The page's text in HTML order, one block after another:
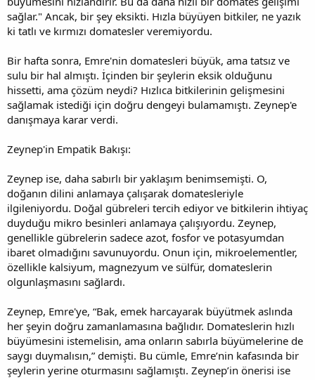
sağlar." Ancak, bir şey eksikti. Hızla büyüyen bitkiler, ne yazık
ki tatlı ve kırmızı domatesler veremiyordu.
Bir hafta sonra, Emre'nin domatesleri büyük, ama tatsız ve
sulu bir hal almıştı. İçinden bir şeylerin eksik olduğunu
hissetti, ama çözüm neydi? Hızlıca bitkilerinin gelişmesini
sağlamak istediği için doğru dengeyi bulamamıştı. Zeynep'e
danışmaya karar verdi.
Zeynep'in Empatik Bakışı:
Zeynep ise, daha sabırlı bir yaklaşım benimsemişti. O,
doğanın dilini anlamaya çalışarak domatesleriyle
ilgileniyordu. Doğal gübreleri tercih ediyor ve bitkilerin ihtiyaç
duyduğu mikro besinleri anlamaya çalışıyordu. Zeynep,
genellikle gübrelerin sadece azot, fosfor ve potasyumdan
ibaret olmadığını savunuyordu. Onun için, mikroelementler,
özellikle kalsiyum, magnezyum ve sülfür, domateslerin
olgunlaşmasını sağlardı.
Zeynep, Emre'ye, “Bak, emek harcayarak büyütmek aslında
her şeyin doğru zamanlamasına bağlıdır. Domateslerin hızlı
büyümesini istemelisin, ama onların sabırla büyümelerine de
saygı duymalısın,” demişti. Bu cümle, Emre’nin kafasında bir
şeylerin yerine oturmasını sağlamıştı. Zeynep’in önerisi ise